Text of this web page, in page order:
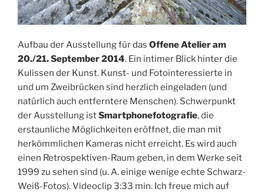
Aufbau der Ausstellung für das Offene Atelier am
20./21. September 2014. Ein intimer Blick hinter die
Kulissen der Kunst. Kunst- und Fotointeressierte in
und um Zweibrücken sind herzlich eingeladen (und
natürlich auch entferntere Menschen). Schwerpunkt
der Ausstellung istSmartphonefotografie, die
erstaunliche Möglichkeiten eröffnet, die man mit
herkömmlichen Kameras nicht erreicht. Es wird auch
einen Retrospektiven-Raum geben, in dem Werke seit
1999 zu sehen sind (u. A. einige wenige echte Schwarz-
Weiß-Fotos). Videoclip 3:33 min. Ich freue mich auf